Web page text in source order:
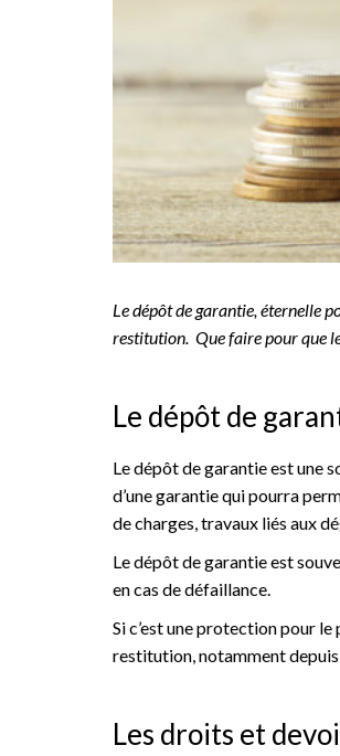
Le dépôt de garantie, éternelle
restitution. Que faire pour que
Le dépôt de
Le dépôt de garantie est une
d’une garantie qui pourra
de charges, travaux liés aux
Le dépôt de garantie est
en cas de défaillance.
Si c’est une protection pour
restitution, notamment
Les droits et